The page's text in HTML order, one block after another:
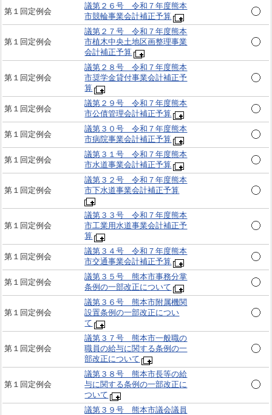
第１回定例会
議第２６号 令和７年度熊本
市競輪事業会計補正予算
第１回定例会
議第２７号 令和７年度熊本
市植木中央土地区画整理事業
会計補正予算
第１回定例会
議第２８号 令和７年度熊本
市奨学金貸付事業会計補正予
算
第１回定例会
議第２９号 令和７年度熊本
市公債管理会計補正予算
第１回定例会
議第３０号 令和７年度熊本
市病院事業会計補正予算
第１回定例会
議第３１号 令和７年度熊本
市水道事業会計補正予算
第１回定例会
議第３２号 令和７年度熊本
市下水道事業会計補正予算
第１回定例会
議第３３号 令和７年度熊本
市工業用水道事業会計補正予
算
第１回定例会
議第３４号 令和７年度熊本
市交通事業会計補正予算
第１回定例会
議第３５号 熊本市事務分掌
条例の一部改正について
第１回定例会
議第３６号 熊本市附属機関
設置条例の一部改正につい
て
第１回定例会
議第３７号 熊本市一般職の
職員の給与に関する条例の一
部改正について
第１回定例会
議第３８号 熊本市長等の給
与に関する条例の一部改正に
ついて
議第３９号 熊本市議会議員